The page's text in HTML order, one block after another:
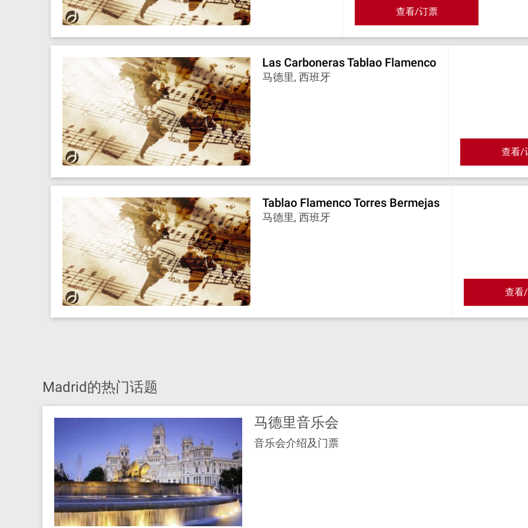
查看/订票
Las Carboneras Tablao Flamenco
马德里, 西班牙
查看/
Tablao Flamenco Torres Bermejas
马德里, 西班牙
查看
Madrid的热门话题
马德里音乐会
音乐会介绍及门票